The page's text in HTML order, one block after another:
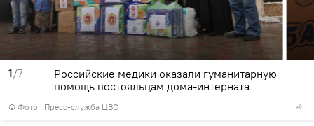
1/7
© Фото : Пресс-служба ЦВО
Российские медики оказали гуманитарную
помощь постояльцам дома-интерната